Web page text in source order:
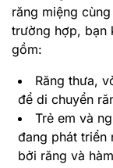
răng miệng
trường hợp, bạn
gồm:
Răng thưa,
để di chuyển
Trẻ em và
đang phát triển
bởi răng và